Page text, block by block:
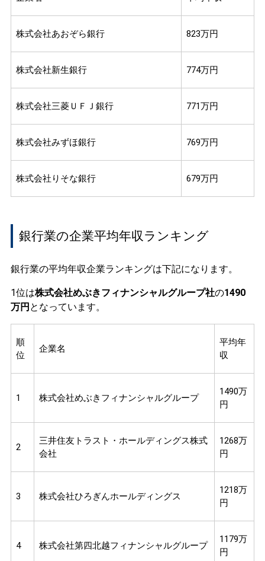
株式会社あおぞら銀行 823万円
株式会社新生銀行 774万円
株式会社三菱ＵＦＪ銀行 771万円
株式会社みずほ銀行 769万円
株式会社りそな銀行 679万円
銀行業の企業平均年収ランキング
銀行業の平均年収企業ランキングは下記になります。
1位は株式会社めぶきフィナンシャルグループ社の1490
万円 となっています。
順
位
企業名
平均年
収
1 株式会社めぶきフィナンシャルグループ
1490万
円
2
三井住友トラスト・ホールディングス株式
会社
1268万
円
3 株式会社ひろぎんホールディングス
1218万
円
4 株式会社第四北越フィナンシャルグループ
1179万
円